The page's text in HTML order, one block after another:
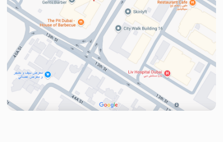
Политика конфиденциальности What’s App
© 2025 Face Fit.
FACEFIT SALON L.L.C